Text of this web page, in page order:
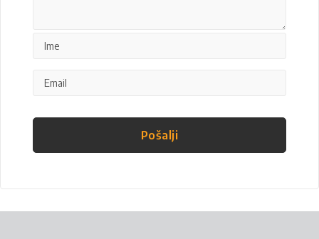
Pošalji